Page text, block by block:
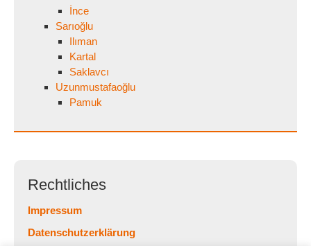
İnce
Sarıoğlu
Ilıman
Kartal
Saklavcı
Uzunmustafaoğlu
Pamuk
Rechtliches
Impressum
Datenschutzerklärung